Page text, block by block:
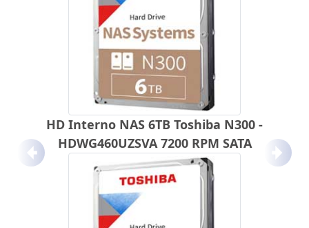
HD Interno NAS 6TB Toshiba N300 -
HDWG460UZSVA 7200 RPM SATA
Anterior